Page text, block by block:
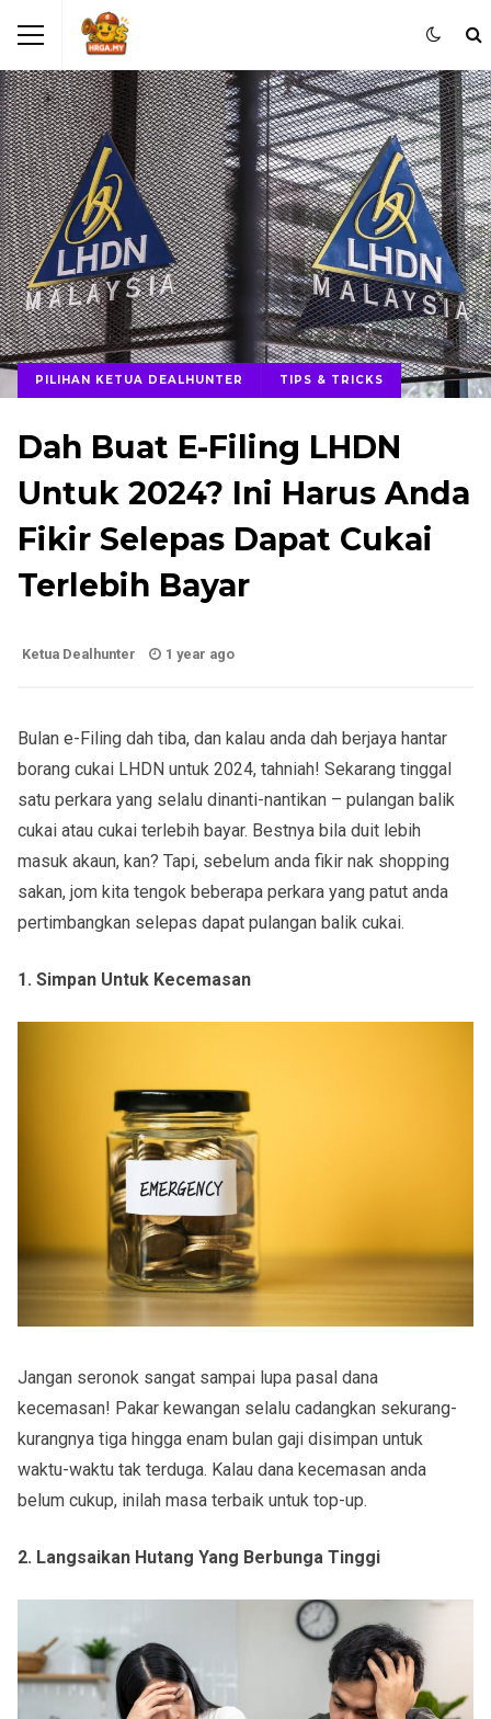
PILIHAN KETUA DEALHUNTER TIPS & TRICKS
Dah Buat E-Filing LHDN
Untuk 2024? Ini Harus Anda
Fikir Selepas Dapat Cukai
Terlebih Bayar
Ketua Dealhunter 1 year ago
Bulan e-Filing dah tiba, dan kalau anda dah berjaya hantar
borang cukai LHDN untuk 2024, tahniah! Sekarang tinggal
satu perkara yang selalu dinanti-nantikan – pulangan balik
cukai atau cukai terlebih bayar. Bestnya bila duit lebih
masuk akaun, kan? Tapi, sebelum anda fikir nak shopping
sakan, jom kita tengok beberapa perkara yang patut anda
pertimbangkan selepas dapat pulangan balik cukai.
1. Simpan Untuk Kecemasan
Jangan seronok sangat sampai lupa pasal dana
kecemasan! Pakar kewangan selalu cadangkan sekurang-
kurangnya tiga hingga enam bulan gaji disimpan untuk
waktu-waktu tak terduga. Kalau dana kecemasan anda
belum cukup, inilah masa terbaik untuk top-up.
2. Langsaikan Hutang Yang Berbunga Tinggi